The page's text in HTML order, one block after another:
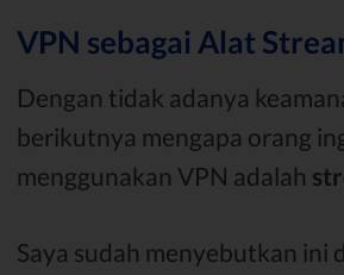
VPN sebagai Alat
Dengan tidak adanya
berikutnya mengapa orang
menggunakan VPN adalah
Saya sudah menyebutkan ini